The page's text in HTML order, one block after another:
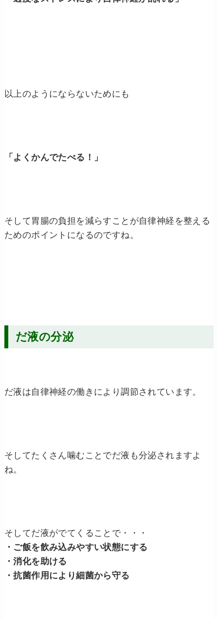
以上のようにならないためにも
「よくかんでたべる！」
そして胃腸の負担を減らすことが自律神経を整える
ためのポイントになるのですね。
だ液の分泌
だ液は自律神経の働きにより調節されています。
そしてたくさん噛むことでだ液も分泌されますよ
ね。
そしてだ液がでてくることで・・・
・ご飯を飲み込みやすい状態にする
・消化を助ける
・抗菌作用により細菌から守る